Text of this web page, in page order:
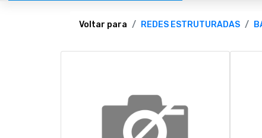
TERMOS E CONDIÇÕES
Voltar para REDES ESTRUTURADAS